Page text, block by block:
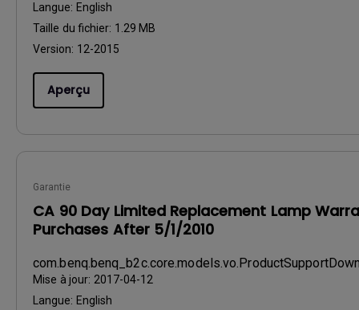
Langue: English
Taille du fichier: 1.29 MB
Version: 12-2015
Aperçu
Garantie
CA 90 Day Limited Replacement Lamp
Purchases After 5/1/2010
Mise à jour: 2017-04-12
Langue: English